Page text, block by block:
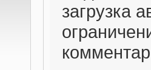
загрузка